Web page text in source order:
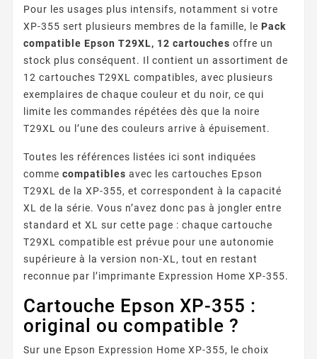
Pour les usages plus intensifs, notamment si votre
XP-355 sert plusieurs membres de la famille, le Pack
compatible Epson T29XL, 12 cartouches offre un
stock plus conséquent. Il contient un assortiment de
12 cartouches T29XL compatibles, avec plusieurs
exemplaires de chaque couleur et du noir, ce qui
limite les commandes répétées dès que la noire
T29XL ou l’une des couleurs arrive à épuisement.
Toutes les références listées ici sont indiquées
comme compatibles avec les cartouches Epson
T29XL de la XP-355, et correspondent à la capacité
XL de la série. Vous n’avez donc pas à jongler entre
standard et XL sur cette page : chaque cartouche
T29XL compatible est prévue pour une autonomie
supérieure à la version non-XL, tout en restant
reconnue par l’imprimante Expression Home XP-355.
Cartouche Epson XP-355 :
original ou compatible ?
Sur une Epson Expression Home XP-355, le choix